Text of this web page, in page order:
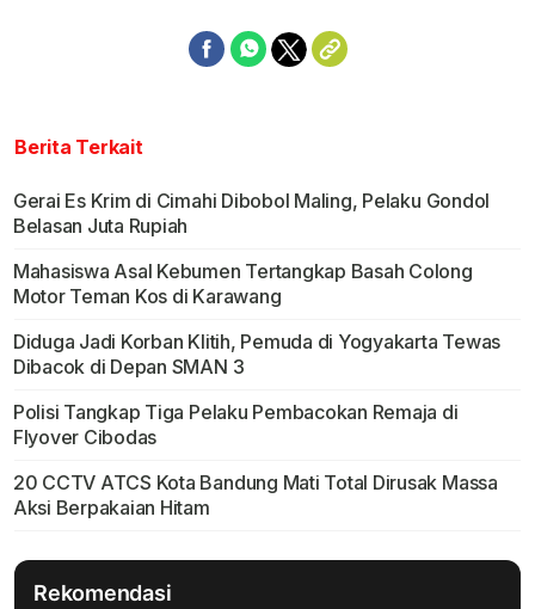
Berita Terkait
Gerai Es Krim di Cimahi Dibobol Maling, Pelaku Gondol
Belasan Juta Rupiah
Mahasiswa Asal Kebumen Tertangkap Basah Colong
Motor Teman Kos di Karawang
Diduga Jadi Korban Klitih, Pemuda di Yogyakarta Tewas
Dibacok di Depan SMAN 3
Polisi Tangkap Tiga Pelaku Pembacokan Remaja di
Flyover Cibodas
20 CCTV ATCS Kota Bandung Mati Total Dirusak Massa
Aksi Berpakaian Hitam
Rekomendasi